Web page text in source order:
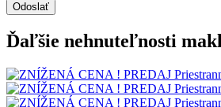
Odoslať
Ďaľšie nehnuteľnosti